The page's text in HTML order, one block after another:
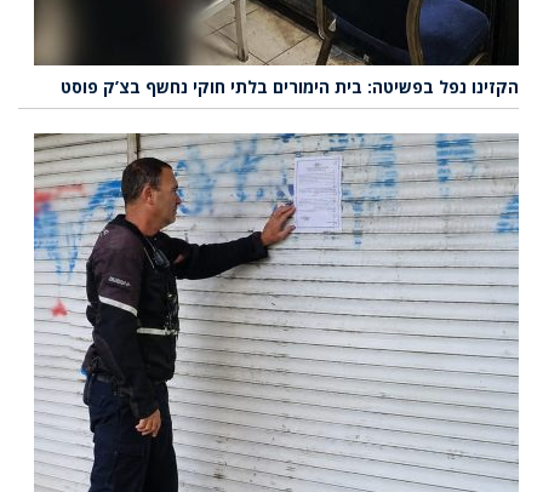
הקזינו נפל בפשיטה: בית הימורים בלתי חוקי נחשף בצ’ק פוסט